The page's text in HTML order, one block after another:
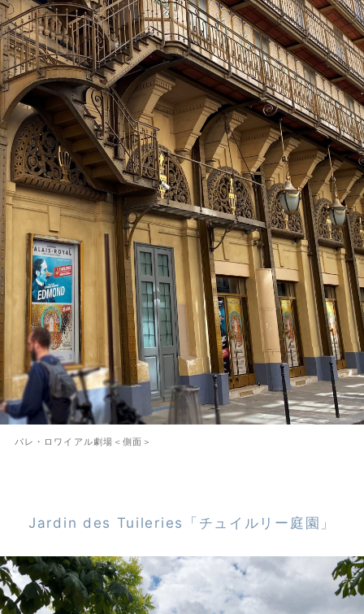
パレ・ロワイアル劇場＜側面＞
Jardin des Tuileries「チュイルリー庭園」